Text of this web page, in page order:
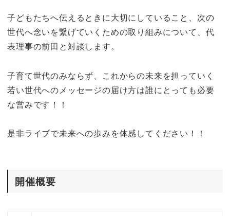
子どもたちへ伝えるときに大切にしていること、次の
世代へ念いを繋げていくための取り組みについて、代
表理事の前田と対談します。
子育て世代のみならず、これからの未来を担っていく
若い世代へのメッセージの届け方は誰にとっても必要
な営みです！！
是非ライブで未来への歩みを体感してください！！
開催概要